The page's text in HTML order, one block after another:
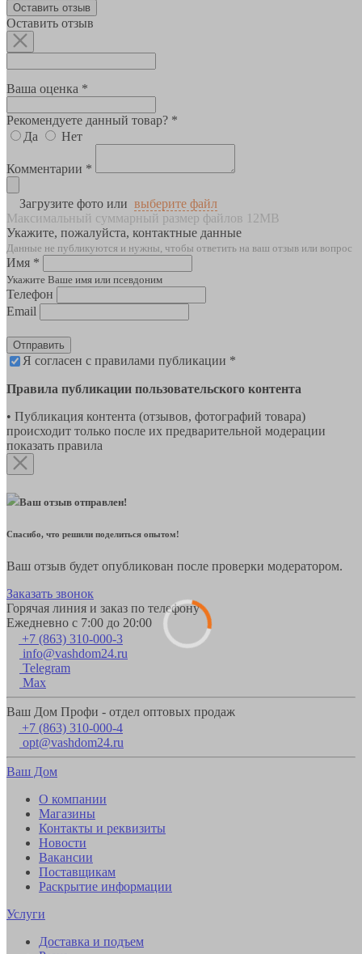
Оставить отзыв
Оставить отзыв
Ваша оценка *
Рекомендуете данный товар? *
Да
Нет
Комментарии *
Загрузите фото или выберите файл
Максимальный суммарный размер файлов 12MB
Укажите, пожалуйста, контактные данные
Данные не публикуются и нужны, чтобы ответить на ваш отзыв или вопрос
Имя *
Укажите Ваше имя или псевдоним
Телефон
Email
Отправить
Я согласен с правилами публикации *
Правила публикации пользовательского контента
• Публикация контента (отзывов, фотографий товара)
происходит только после их предварительной модерации
показать правила
Ваш отзыв отправлен!
Спасибо, что решили поделиться опытом!
Ваш отзыв будет опубликован после проверки модератором.
Заказать звонок
Горячая линия и заказ по телефону
Ежедневно с 7:00 до 20:00
+7 (863) 310-000-3
info@vashdom24.ru
Telegram
Max
Ваш Дом Профи - отдел оптовых продаж
+7 (863) 310-000-4
opt@vashdom24.ru
Ваш Дом
О компании
Магазины
Контакты и реквизиты
Новости
Вакансии
Поставщикам
Раскрытие информации
Услуги
Доставка и подъем